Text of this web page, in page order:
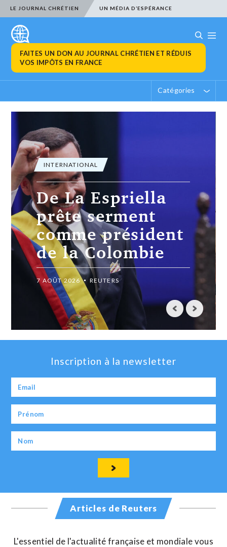
LE JOURNAL CHRÉTIEN UN MÉDIA D’ESPÉRANCE
FAITES UN DON AU JOURNAL CHRÉTIEN ET RÉDUIS
VOS IMPÔTS EN FRANCE
Catégories
INTERNATIONAL
Nouvelles frappes
des Houthis au
Yémen, l’Onu
craint un
élargissement du
conflit
7 AOÛT 2026 REUTERS
Inscription à la newsletter
Articles de Reuters
L'essentiel de l'actualité française et mondiale vous